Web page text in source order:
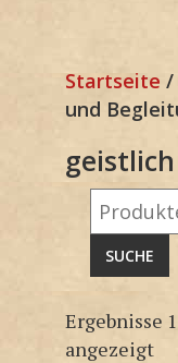
Startseite /
und
Suche
nach:
SUCHE
Ergebnisse
angezeigt